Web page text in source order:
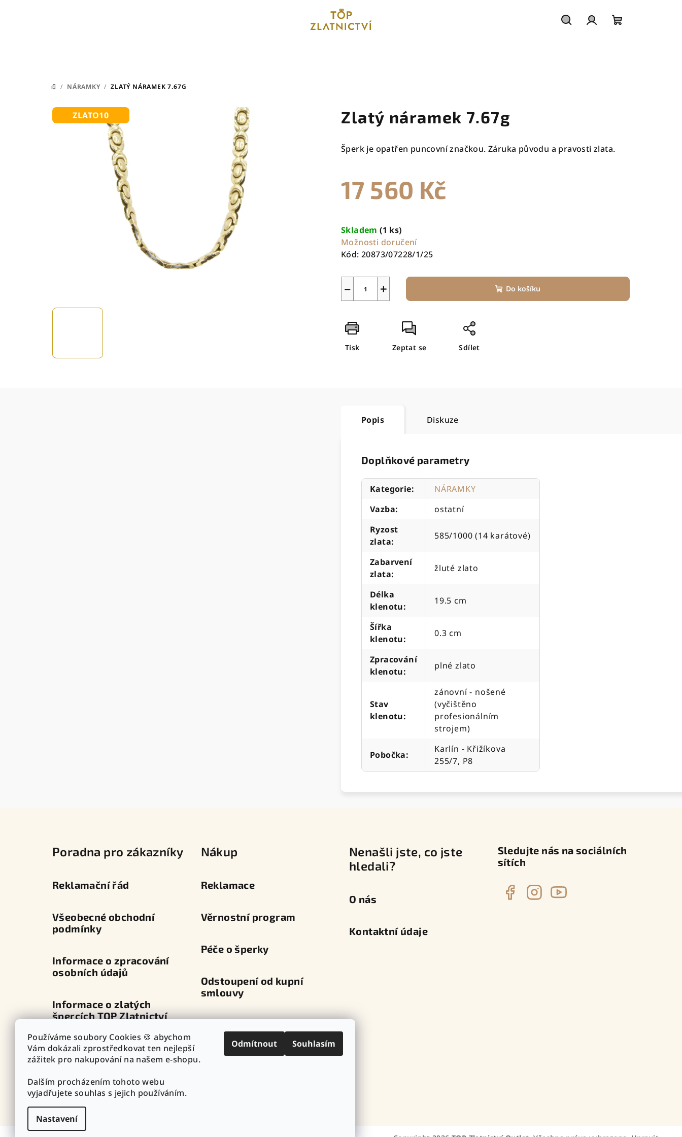
Používáme soubory Cookies 🍪 abychom
Vám dokázali zprostředkovat ten nejlepší
zážitek pro nakupování na našem e-shopu.
Dalším procházením tohoto webu
vyjadřujete souhlas s jejich používáním.
Nastavení
Odmítnout Souhlasím
DOMŮ
/ NÁRAMKY / ZLATÝ NÁRAMEK 7.67G
Zlatý náramek 7.67g
Šperk je opatřen puncovní značkou. Záruka původu a pravosti zlata.
17 560 Kč
cena:
Skladem(1 ks)
Možnosti doručení
Kód: 20873/07228/1/25
+
− Do košíku
Tisk Zeptat se Sdílet
ZLATO10
Popis Diskuze
Doplňkové parametry
Kategorie:
NÁRAMKY
Vazba:
ostatní
Ryzost
zlata:
585/1000 (14 karátové)
Zabarvení
zlata:
žluté zlato
Délka
klenotu:
19.5 cm
Šířka
klenotu:
0.3 cm
Zpracování
klenotu:
plné zlato
Stav
klenotu:
zánovní - nošené
(vyčištěno
profesionálním
strojem)
Pobočka:
Karlín - Křižíkova
255/7, P8
Poradna pro zákazníky
Reklamační řád
Všeobecné obchodní
podmínky
Informace o zpracování
osobních údajů
Informace o zlatých
špercích TOP Zlatnictví
Průvodce zapínáním
náušnic
Vazby - vzory řetízků
Nákup
Reklamace
Věrnostní program
Péče o šperky
Odstoupení od kupní
smlouvy
Výdejní místa
Nenašli jste, co jste
hledali?
O nás
Kontaktní údaje
Sledujte nás na sociálních
sítích